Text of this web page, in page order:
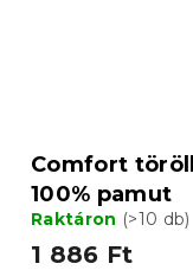
Comfort
100% pamut
Raktáron (>10 db)
1 886 Ft